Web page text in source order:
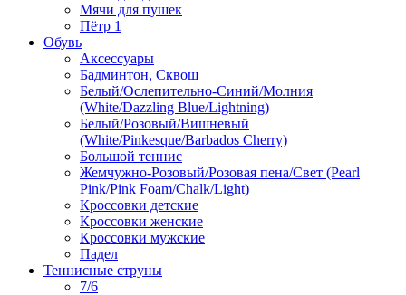
Мячи для пушек
Пётр 1
Обувь
Аксессуары
Бадминтон, Сквош
Белый/Ослепительно-Синий/Молния
(White/Dazzling Blue/Lightning)
Белый/Розовый/Вишневый
(White/Pinkesque/Barbados Cherry)
Большой теннис
Жемчужно-Розовый/Розовая пена/Свет (Pearl
Pink/Pink Foam/Chalk/Light)
Кроссовки детские
Кроссовки женские
Кроссовки мужские
Падел
Теннисные струны
7/6